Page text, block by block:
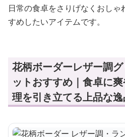
日常の食卓をさりげなくおし
すめしたいアイテムです。
花柄ボーダーレザー調
ットおすすめ｜食卓に
理を引き立てる上品な